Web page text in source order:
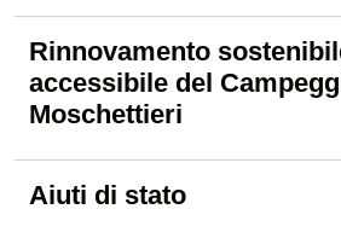
Rinnovamento
accessibile del
Moschettieri
Aiuti di stato